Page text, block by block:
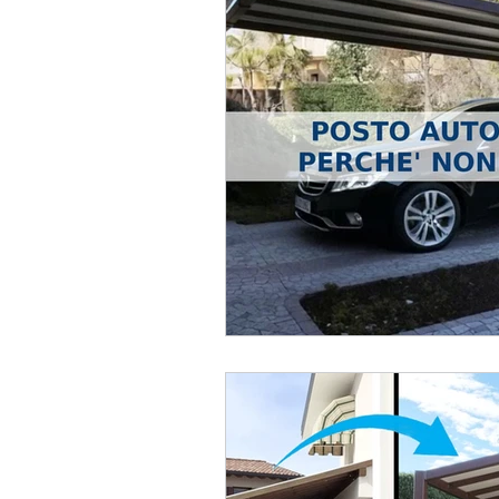
Chiusure da esterni in pvc
Fonoassorbenza acustica
Wow! Frangivista